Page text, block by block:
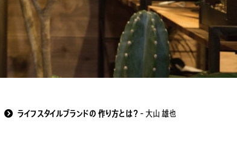
ライフスタイルブランドの 作り方とは？ - 大山 雄也